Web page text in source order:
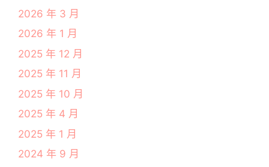
2026 年 3 月
2026 年 1 月
2025 年 12 月
2025 年 11 月
2025 年 10 月
2025 年 4 月
2025 年 1 月
2024 年 9 月